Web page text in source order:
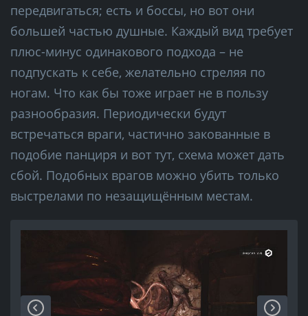
передвигаться; есть и боссы, но вот они
большей частью душные. Каждый вид требует
плюс-минус одинакового подхода – не
подпускать к себе, желательно стреляя по
ногам. Что как бы тоже играет не в пользу
разнообразия. Периодически будут
встречаться враги, частично закованные в
подобие панциря и вот тут, схема может дать
сбой. Подобных врагов можно убить только
выстрелами по незащищённым местам.